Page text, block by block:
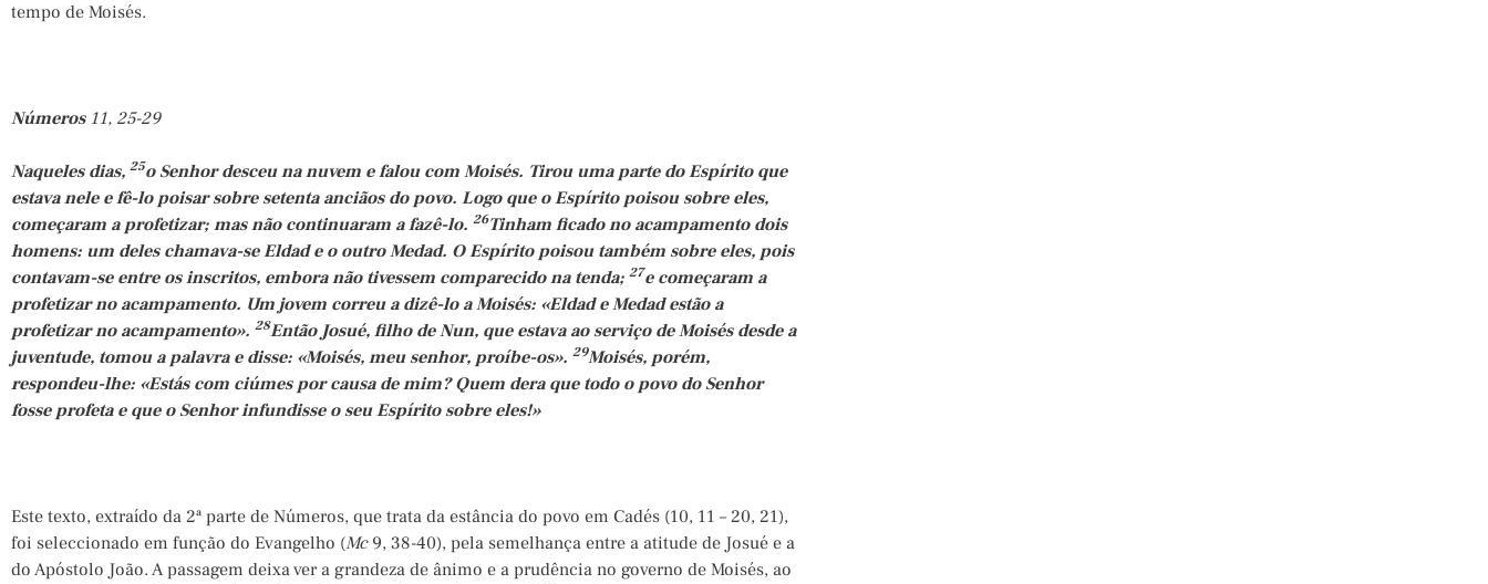
tempo de Moisés.
Números11, 25-29
Naqueles dias, 25o Senhor desceu na nuvem e falou com Moisés. Tirou uma parte do Espírito que
estava nele e fê-lo poisar sobre setenta anciãos do povo. Logo que o Espírito poisou sobre eles,
começaram a profetizar; mas não continuaram a fazê-lo. 26Tinham ficado no acampamento dois
homens: um deles chamava-se Eldad e o outro Medad. O Espírito poisou também sobre eles, pois
contavam-se entre os inscritos, embora não tivessem comparecido na tenda; 27e começaram a
profetizar no acampamento. Um jovem correu a dizê-lo a Moisés: «Eldad e Medad estão a
profetizar no acampamento». 28Então Josué, filho de Nun, que estava ao serviço de Moisés desde a
juventude, tomou a palavra e disse: «Moisés, meu senhor, proíbe-os». 29Moisés, porém,
respondeu-lhe: «Estás com ciúmes por causa de mim? Quem dera que todo o povo do Senhor
fosse profeta e que o Senhor infundisse o seu Espírito sobre eles!»
Este texto, extraído da 2ª parte de Números, que trata da estância do povo em Cadés (10, 11 – 20, 21),
foi seleccionado em função do Evangelho (Mc9, 38-40), pela semelhança entre a atitude de Josué e a
do Apóstolo João. A passagem deixa ver a grandeza de ânimo e a prudência no governo de Moisés, ao